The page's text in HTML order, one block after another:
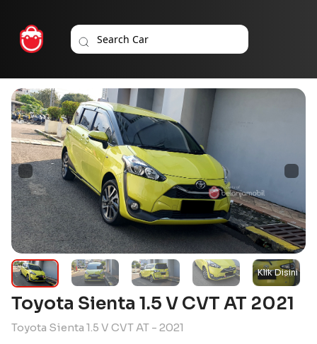
Toyota Sienta 1.5 V CVT AT 2021
Toyota Sienta 1.5 V CVT AT - 2021